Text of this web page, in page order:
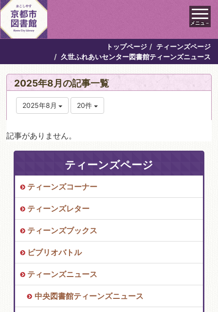
メニュ－
トップページ
ティーンズページ
久世ふれあいセンター図書館ティーンズニュース
2025年8月の記事一覧
2025年8月 20件
記事がありません。
ティーンズページ
ティーンズコーナー
ティーンズレター
ティーンズブックス
ビブリオバトル
ティーンズニュース
中央図書館ティーンズニュース